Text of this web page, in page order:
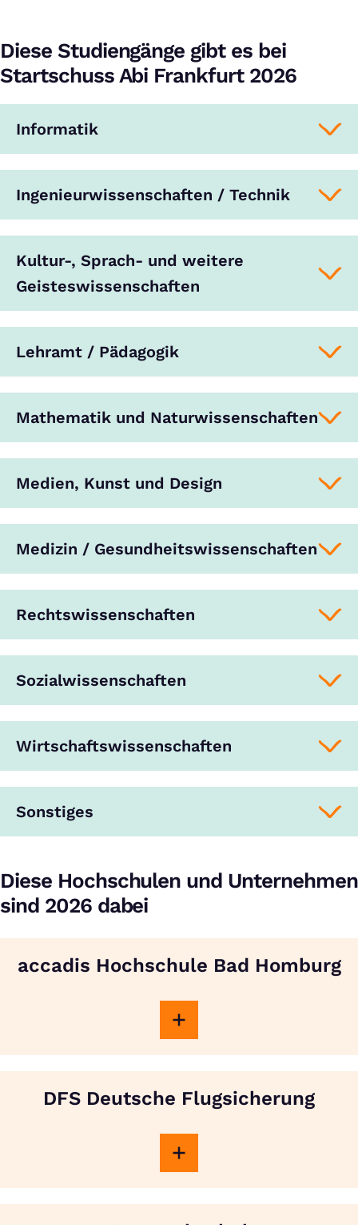
Diese Studiengänge gibt es bei
Startschuss Abi Frankfurt 2026
Informatik
Ingenieurwissenschaften / Technik
Kultur-, Sprach- und weitere
Geisteswissenschaften
Lehramt / Pädagogik
Mathematik und Naturwissenschaften
Medien, Kunst und Design
Medizin / Gesundheitswissenschaften
Rechtswissenschaften
Sozialwissenschaften
Wirtschaftswissenschaften
Sonstiges
Diese Hochschulen und Unternehmen
sind 2026 dabei
accadis Hochschule Bad Homburg
DFS Deutsche Flugsicherung